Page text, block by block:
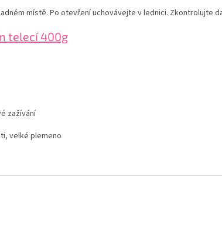
místě. Po otevření uchovávejte v lednici. Zkontrolujte
telecí 400g
zažívání
velké plemeno